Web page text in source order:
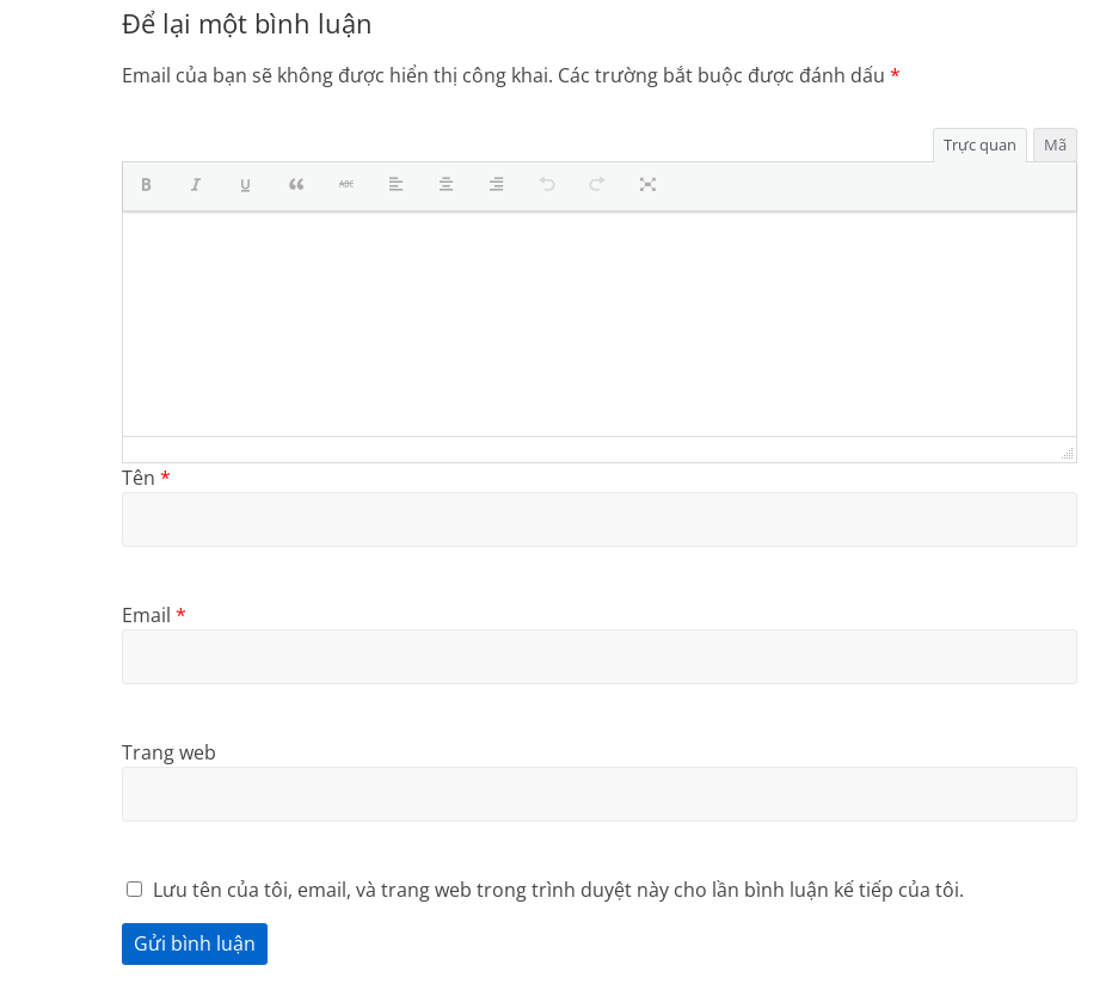
âm
lượng.
Để lại một bình luận
Email của bạn sẽ không được hiển thị công khai. Các trường bắt buộc được đánh dấu *
Trực quan Mã
Tên *
Email *
Trang web
Lưu tên của tôi, email, và trang web trong trình duyệt này cho lần bình luận kế tiếp của tôi.